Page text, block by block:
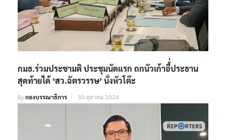
กมธ.ร่วมประชามติ ประชุมนัดแรก ถกนัวเก้าอี้่ประธาน
สุดท้ายได้ ‘สว.ฉัตรวรรษ’ นั่งหัวโต๊ะ
Byกองบรรณาธิการ 30 ตุลาคม 2024